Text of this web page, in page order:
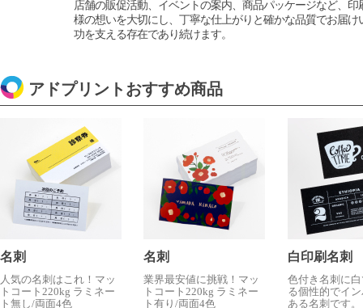
店舗の販促活動、イベントの案内、商品パッケージなど、
様の想いを大切にし、丁寧な仕上がりと確かな品質でお届
功を支える存在であり続けます。
アドプリントおすすめ商品
名刺
人気の名刺はこれ！マッ
トコート220kg ラミネー
ト無し/両面4色
名刺
業界最安値に挑戦！マッ
トコート220kg ラミネー
ト有り/両面4色
白印刷名刺
色付き名刺に
る個性的でイ
ある名刺です。